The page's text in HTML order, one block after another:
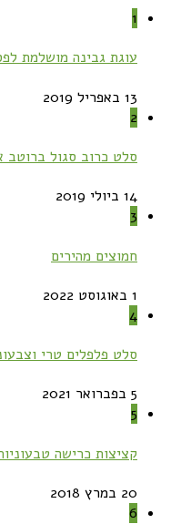
1
עוגת גבינה מושלמת
13 באפריל 2019
2
סלט כרוב סגול ברוטב
14 ביולי 2019
3
חמוצים מהירים
1 באוגוסט 2022
4
סלט פלפלים טרי
5 בפברואר 2021
5
קציצות כרישה
20 במרץ 2018
6